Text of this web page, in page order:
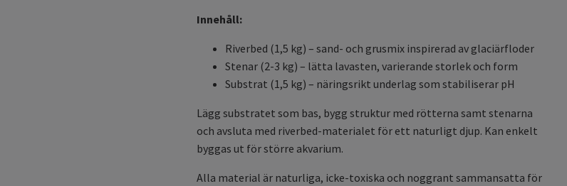
Innehåll:
Riverbed (1,5 kg) – sand- och grusmix inspirerad av glaciärfloder
Stenar (2-3 kg) – lätta lavasten, varierande storlek och form
Substrat (1,5 kg) – näringsrikt underlag som stabiliserar pH
Lägg substratet som bas, bygg struktur med rötterna samt stenarna
och avsluta med riverbed-materialet för ett naturligt djup. Kan enkelt
byggas ut för större akvarium.
Alla material är naturliga, icke-toxiska och noggrant sammansatta för